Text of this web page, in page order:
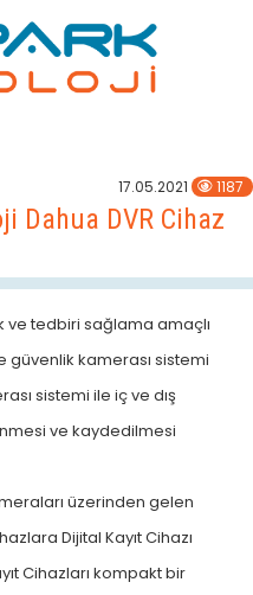
17.05.2021 1187
Dahua DVR Cihaz
ve tedbiri sağlama amaçlı
güvenlik kamerası sistemi
sistemi ile iç ve dış
ve kaydedilmesi
üzerinden gelen
Dijital Kayıt Cihazı
Cihazları kompakt bir